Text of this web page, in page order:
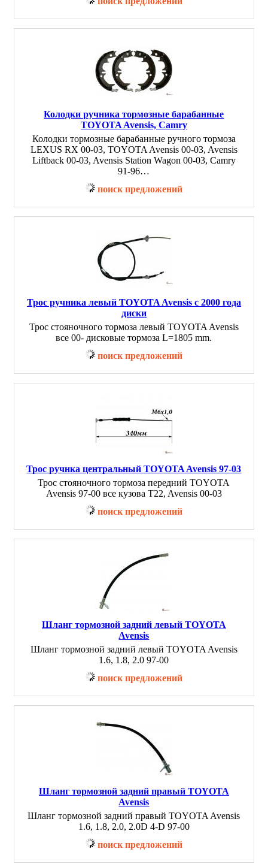
Колодки ручника тормозные барабанные
TOYOTA Avensis, Camry
Колодки тормозные барабанные ручного тормоза
LEXUS RX 00-03, TOYOTA Avensis 00-03, Avensis
Liftback 00-03, Avensis Station Wagon 00-03, Camry
91-96…
поиск предложений
Трос ручника левый TOYOTA Avensis с 2000 года
диски
Трос стояночного тормоза левый TOYOTA Avensis
все 00- дисковые тормоза L=1805 mm.
поиск предложений
Трос ручнка центральный TOYOTA Avensis 97-03
Трос стояночного тормоза передний TOYOTA
Avensis 97-00 все кузова T22, Avensis 00-03
поиск предложений
Шланг тормозной задний левый TOYOTA
Avensis
Шланг тормозной задний левый TOYOTA Avensis
1.6, 1.8, 2.0 97-00
поиск предложений
Шланг тормозной задний правый TOYOTA
Avensis
Шланг тормозной задний правый TOYOTA Avensis
1.6, 1.8, 2.0, 2.0D 4-D 97-00
поиск предложений